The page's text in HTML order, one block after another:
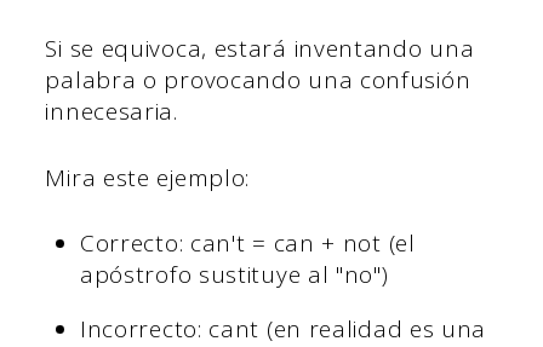
Si se equivoca, estará inventando una
palabra o provocando una confusión
innecesaria.
Mira este ejemplo:
Correcto: can't = can + not (el
apóstrofo sustituye al "no")
Incorrecto: cant (en realidad es una